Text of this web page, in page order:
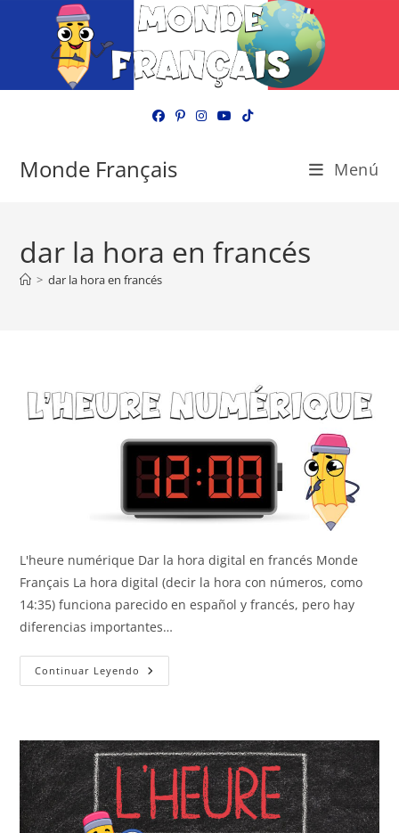
Monde Français Menú
dar la hora en francés
> dar la hora en francés
L'heure numérique Dar la hora digital en francés Monde
Français La hora digital (decir la hora con números, como
14:35) funciona parecido en español y francés, pero hay
diferencias importantes…
Continuar Leyendo La
Hora